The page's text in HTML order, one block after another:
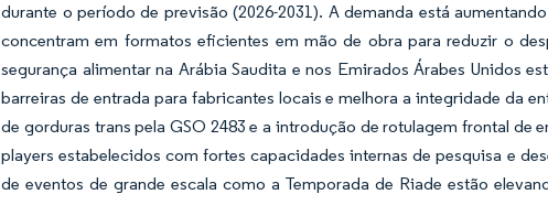
durante o período de previsão (2026-2031). A demanda está
concentram em formatos eficientes em mão de obra para reduzir o
segurança alimentar na Arábia Saudita e nos Emirados Árabes Unidos
barreiras de entrada para fabricantes locais e melhora a integridade da
de gorduras trans pela GSO 2483 e a introdução de rotulagem frontal
players estabelecidos com fortes capacidades internas de pesquisa e
de eventos de grande escala como a Temporada de Riade estão